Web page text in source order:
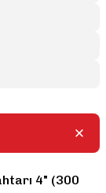
4" (300